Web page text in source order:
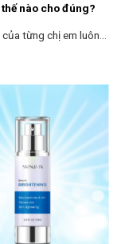
nào cho đúng?
từng chị em luôn...